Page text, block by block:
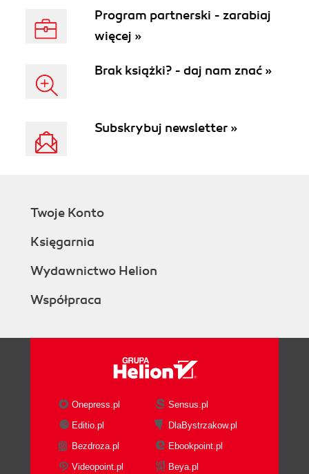
Program partnerski - zarabiaj
więcej »
Brak książki? - daj nam znać »
Subskrybuj newsletter »
Twoje Konto
Księgarnia
Wydawnictwo Helion
Współpraca
Onepress.pl
Sensus.pl
Editio.pl
DlaBystrzakow.pl
Bezdroza.pl
Ebookpoint.pl
Videopoint.pl
Beya.pl